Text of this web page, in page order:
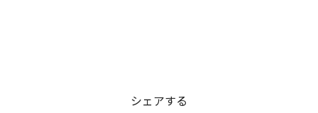
シェアする